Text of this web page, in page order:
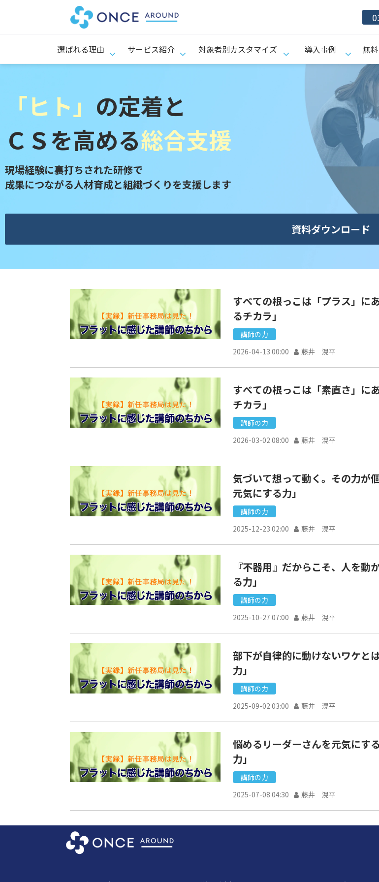
選ばれる理由 サービス紹介 対象者別カスタマイズ 導入事例 無
「ヒト」 の定着と
ＣＳを高める総合支援
現場経験に裏打ちされた研修で
成果につながる人材育成と組織づくりを支援します
資料ダウンロード
すべての根っこは「プラス」に
るチカラ」
講師の力
2026-04-13 00:00
藤井 滉平
すべての根っこは「素直さ」に
チカラ」
講師の力
2026-03-02 08:00
藤井 滉平
気づいて想って動く。その力が個性を輝かせる 杉
元気にする力」
講師の力
2025-12-23 02:00
藤井 滉平
『不器用』だからこそ、人を動かせる 谷屋志郎講師の「現場
る力」
講師の力
2025-10-27 07:00
藤井 滉平
部下が自律的に動けないワケと
力」
講師の力
2025-09-02 03:00
藤井 滉平
悩めるリーダーさんを元気にす
力」
講師の力
2025-07-08 04:30
藤井 滉平